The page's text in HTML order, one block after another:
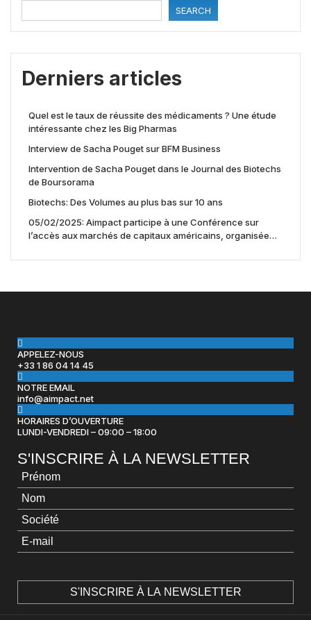
SEARCH
Derniers articles
Quel est le taux de réussite des médicaments ? Une étude
intéressante chez les Big Pharmas
Interview de Sacha Pouget sur BFM Business
Intervention de Sacha Pouget dans le Journal des Biotechs
de Boursorama
Biotechs: Des Volumes au plus bas sur 10 ans
05/02/2025: Aimpact participe à une Conférence sur
l’accès aux marchés de capitaux américains, organisée
APPELEZ-NOUS
+33 1 86 04 14 45
NOTRE EMAIL
info@aimpact.net
HORAIRES D’OUVERTURE
LUNDI-VENDREDI – 09:00 – 18:00
S'INSCRIRE À LA NEWSLETTER